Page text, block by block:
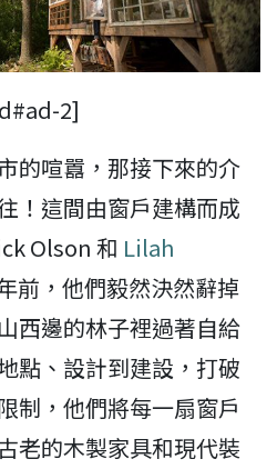
2]
的喧囂，那接下來的介
！這間由窗戶建構而成
Olson 和 Lilah
前，他們毅然決然辭掉
西邊的林子裡過著自給
點、設計到建設，打破
制，他們將每一扇窗戶
老的木製家具和現代裝